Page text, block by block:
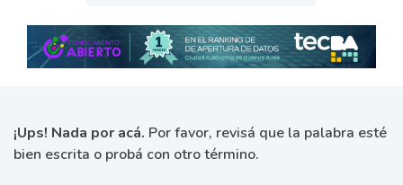
¡Ups! Nada por acá. Por favor, revisá que la palabra esté
bien escrita o probá con otro término.